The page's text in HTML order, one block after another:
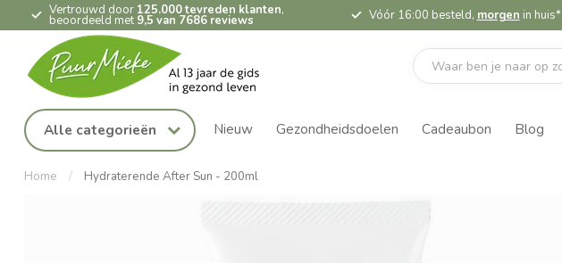
Vertrouwd door 125.000 tevreden klanten,
beoordeeld met 9,5 van 7686 reviews Vóór 16:00 besteld, morgen in huis*
Alle categorieën Nieuw Gezondheidsdoelen Cadeaubon Blog
Home / Hydraterende After Sun - 200ml